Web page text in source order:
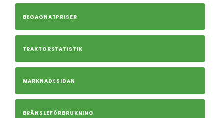
BEGAGNATPRISER
TRAKTORSTATISTIK
MARKNADSSIDAN
BRÄNSLEFÖRBRUKNING